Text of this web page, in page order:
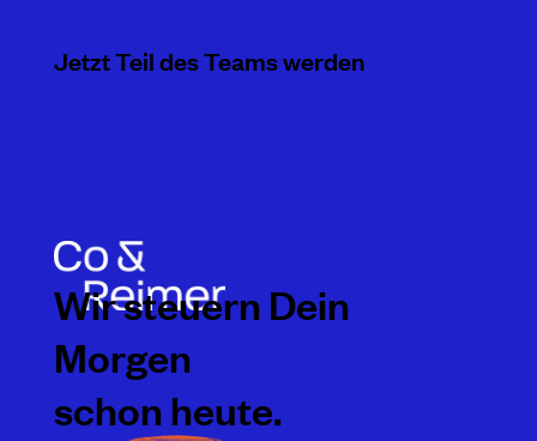
Jetzt Teil des Teams werden
Wir steuern Dein
Morgen
schon heute.